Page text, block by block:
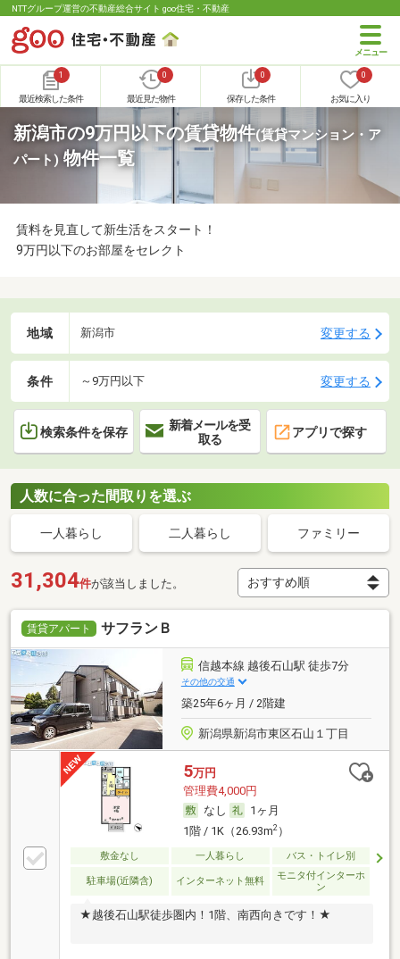
NTTグループ運営の不動産総合サイト goo住宅・不動産
1
最近検索した条件
0
最近見た物件
0
保存した条件
0
お気に入り
新潟市の9万円以下の賃貸物件(賃貸マンション・ア
パート) 物件一覧
賃料を見直して新生活をスタート！
9万円以下のお部屋をセレクト
地域 新潟市 変更する
条件 ～9万円以下 変更する
検索条件を保存
新着メールを受
取る
アプリで探す
人数に合った間取りを選ぶ
一人暮らし 二人暮らし ファミリー
31,304件が該当しました。
賃貸アパート サフランＢ
信越本線 越後石山駅 徒歩7分
その他の交通
築25年6ヶ月 / 2階建
新潟県新潟市東区石山１丁目
5万円
管理費4,000円
なし
1ヶ月
1階 / 1K（26.93m2）
敷金なし 一人暮らし バス・トイレ別
駐車場(近隣含) インターネット無料
モニタ付インターホ
ン
★越後石山駅徒歩圏内！1階、南西向きです！★